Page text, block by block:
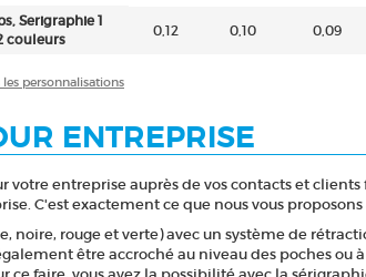
Serigraphie 1
couleurs
0,12 0,10 0,09
personnalisations
ENTREPRISE
entreprise auprès de vos contacts et
C'est exactement ce que nous vous proposons
noire, rouge et verte) avec un système de
être accroché au niveau des poches ou